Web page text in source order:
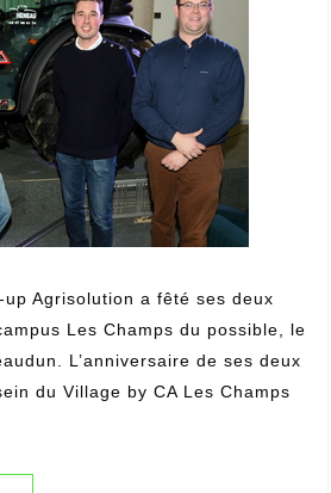
up Agrisolution a fêté ses deux
Les Champs du possible, le
L’anniversaire de ses deux
du Village by CA Les Champs